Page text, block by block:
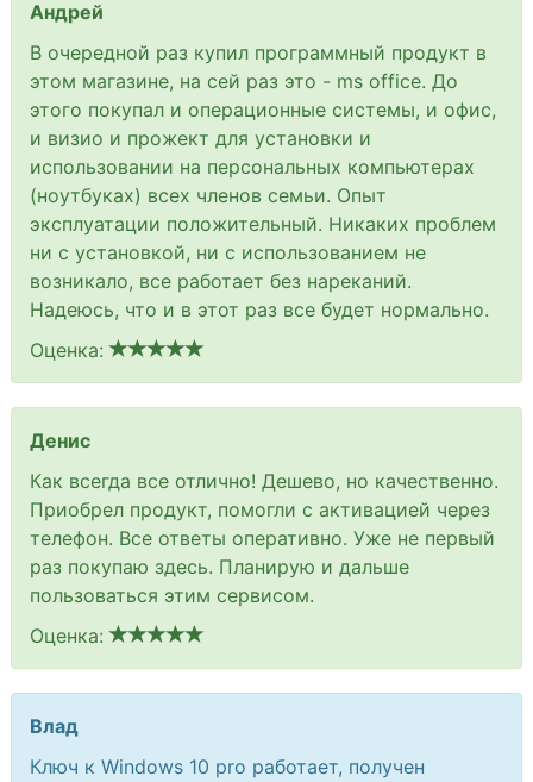
Андрей
В очередной раз купил программный продукт в
этом магазине, на сей раз это - ms office. До
этого покупал и операционные системы, и офис,
и визио и прожект для установки и
использовании на персональных компьютерах
(ноутбуках) всех членов семьи. Опыт
эксплуатации положительный. Никаких проблем
ни с установкой, ни с использованием не
возникало, все работает без нареканий.
Надеюсь, что и в этот раз все будет нормально.
Оценка:
Денис
Как всегда все отлично! Дешево, но качественно.
Приобрел продукт, помогли с активацией через
телефон. Все ответы оперативно. Уже не первый
раз покупаю здесь. Планирую и дальше
пользоваться этим сервисом.
Оценка:
Влад
Ключ к Windows 10 pro работает, получен